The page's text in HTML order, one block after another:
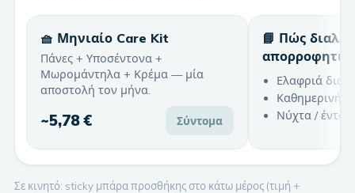
🧺 Μηνιαίο Care Kit
Πάνες + Υποσέντονα +
Μωρομάντηλα + Κρέμα — μία
αποστολή τον μήνα.
~5,78 € Σύντομα
📘 Πώς
Ελαφριά
Καθημερινή
Νύχτα /
Σε κινητό: sticky μπάρα προσθήκης στο κάτω μέρος (τιμή +